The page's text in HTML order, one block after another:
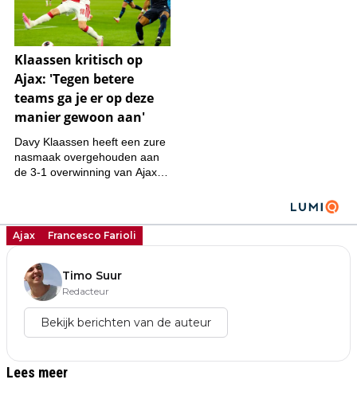
Ajax Francesco Farioli
Timo Suur
Redacteur
Bekijk berichten van de auteur
Lees meer